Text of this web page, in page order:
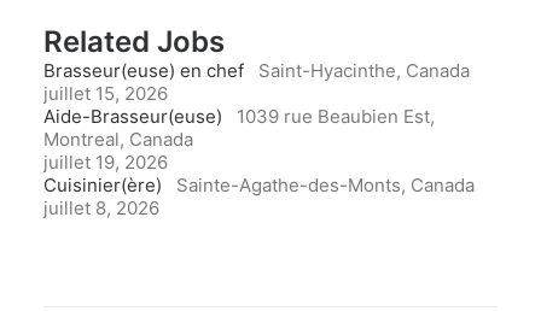
Related Jobs
Brasseur(euse) en chef
Saint-Hyacinthe, Canada
juillet 15, 2026
Aide-Brasseur(euse)
1039 rue Beaubien Est,
Montreal, Canada
juillet 19, 2026
Cuisinier(ère)
Sainte-Agathe-des-Monts, Canada
juillet 8, 2026